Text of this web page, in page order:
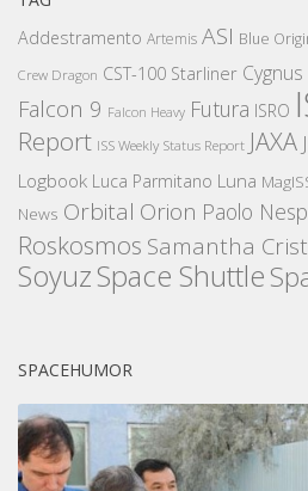
Addestramento Artemis ASI Blue
Crew Dragon CST-100 Starliner Cygnus
Falcon 9 Falcon Heavy Futura ISRO
Report ISS Weekly Status Report JAXA
Logbook Luca Parmitano Luna
News Orbital Orion Paolo
Roskosmos Samantha
SoyuzSpace Shuttle
SPACEHUMOR